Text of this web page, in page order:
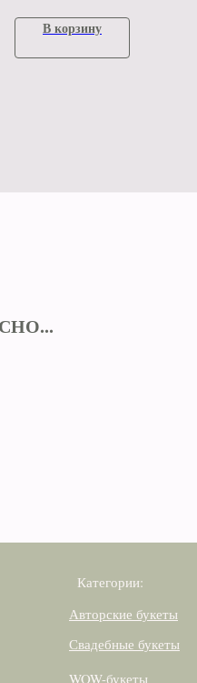
В корзину
Категории:
WOW-букеты
Свадебные букеты
Авторские букеты